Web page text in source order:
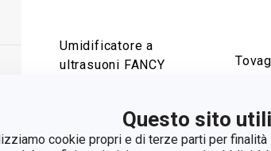
Questo sito
cookie propri e di terze parti per
Umidificatore a
ultrasuoni FANCY
Visualizza